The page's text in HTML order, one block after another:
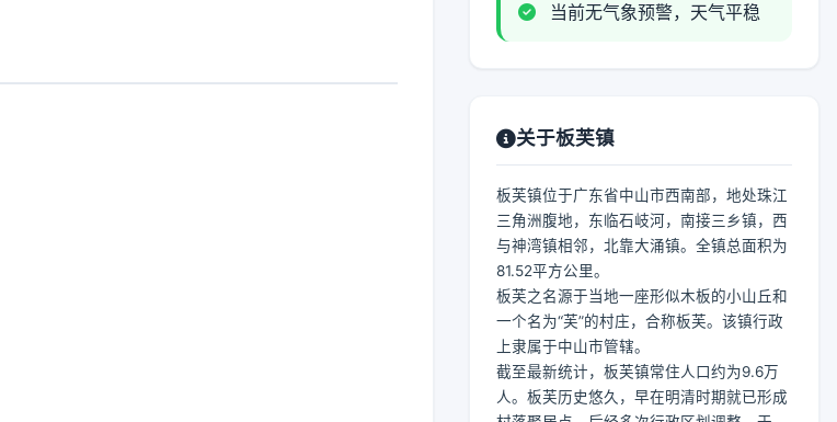
当前无气象预警，天气平稳
关于板芙镇
板芙镇位于广东省中山市西南部，地处珠江
三角洲腹地，东临石岐河，南接三乡镇，西
与神湾镇相邻，北靠大涌镇。全镇总面积为
81.52平方公里。
板芙之名源于当地一座形似木板的小山丘和
一个名为“芙”的村庄，合称板芙。该镇行政
上隶属于中山市管辖。
截至最新统计，板芙镇常住人口约为9.6万
人。板芙历史悠久，早在明清时期就已形成